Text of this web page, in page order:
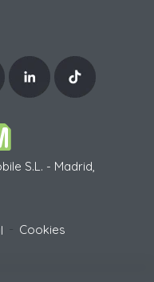
S.L. - Madrid,
Cookies